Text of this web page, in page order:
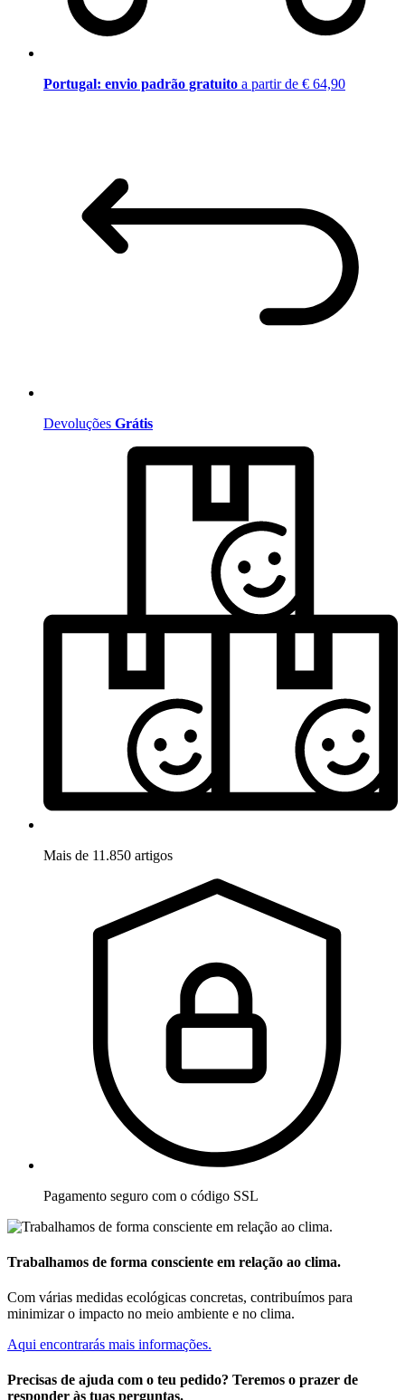
Portugal: envio padrão gratuito a partir de € 64,90
Devoluções Grátis
Mais de 11.850 artigos
Pagamento seguro com o código SSL
Trabalhamos de forma consciente em relação ao clima.
Com várias medidas ecológicas concretas, contribuímos para
minimizar o impacto no meio ambiente e no clima.
Aqui encontrarás mais informações.
Precisas de ajuda com o teu pedido? Teremos o prazer de
responder às tuas perguntas.